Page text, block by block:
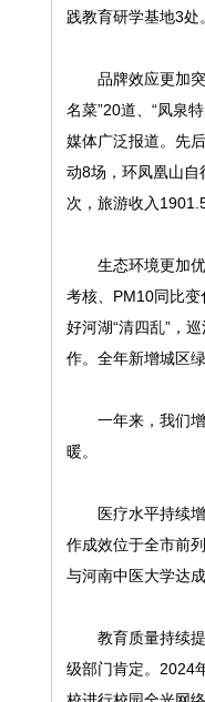
践教育研学基地3处。
品牌效应更加突出
名菜”20道、“凤泉
媒体广泛报道。先
动8场，环凤凰山自
次，旅游收入
生态环境更加优
考核、PM10同比
好河湖“清四乱”，
作。全年新增城区
一年来，我们增
暖。
医疗水平持续增
作成效位于全市前
与河南中医大学达
教育质量持续提
级部门肯定。2024